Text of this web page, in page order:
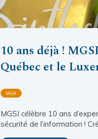
10 ans déjà !
Québec et le
MGSI célèbre 10 ans
sécurité de l’information !
MGSI